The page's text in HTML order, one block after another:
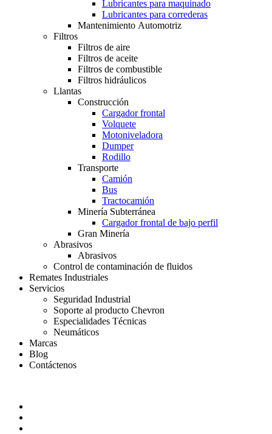
Lubricantes para maquinado
Lubricantes para correderas
Mantenimiento Automotriz
Filtros
Filtros de aire
Filtros de aceite
Filtros de combustible
Filtros hidráulicos
Llantas
Construcción
Cargador frontal
Volquete
Motoniveladora
Dumper
Rodillo
Transporte
Camión
Bus
Tractocamión
Minería Subterránea
Cargador frontal de bajo perfil
Gran Minería
Abrasivos
Abrasivos
Control de contaminación de fluidos
Remates Industriales
Servicios
Seguridad Industrial
Soporte al producto Chevron
Especialidades Técnicas
Neumáticos
Marcas
Blog
Contáctenos